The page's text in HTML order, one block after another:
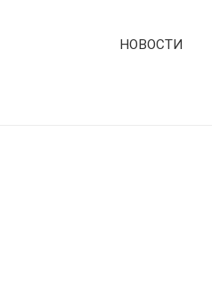
НОВОСТИ